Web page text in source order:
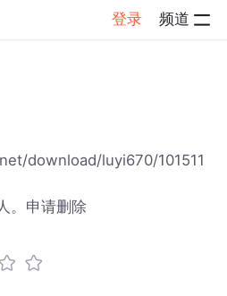
登录 频道
download/luyi670/101511
。申请删除